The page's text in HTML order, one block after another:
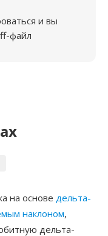
и вы
файл
на основе дельта-
наклоном,
дельта-